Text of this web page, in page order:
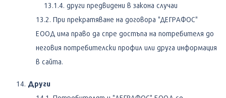
други предвидени в закона случаи
При прекратяване на договора "ДЕГРАФОС"
ЕООД има право да спре достъпа на потребителя до
неговия потребителски профил или друга информация
в сайта.
Други